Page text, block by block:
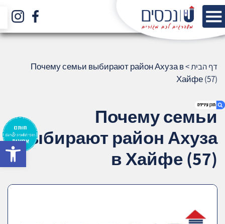
1. Почему семьи выбирают район Ахуза в
Хайфе (57)
3. שאלתם ? ענינו !
דף הבית>
Почему семьи выбирают район Ахуза в
Хайфе (57)
Почему семьи
выбирают район Ахуза
в Хайфе (57)